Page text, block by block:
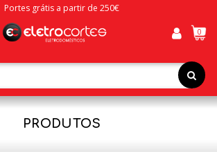
Portes grátis a partir de 250€
0
PRODUTOS